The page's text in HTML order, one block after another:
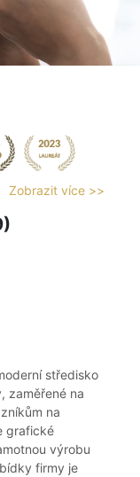
Zobrazit více >>
středisko
zaměřené na
na
grafické
výrobu
firmy je